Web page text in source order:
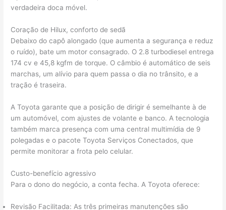
verdadeira doca móvel.
Coração de Hilux, conforto de sedã
Debaixo do capô alongado (que aumenta a segurança e reduz
o ruído), bate um motor consagrado. O 2.8 turbodiesel entrega
174 cv e 45,8 kgfm de torque. O câmbio é automático de seis
marchas, um alívio para quem passa o dia no trânsito, e a
tração é traseira.
A Toyota garante que a posição de dirigir é semelhante à de
um automóvel, com ajustes de volante e banco. A tecnologia
também marca presença com uma central multimídia de 9
polegadas e o pacote Toyota Serviços Conectados, que
permite monitorar a frota pelo celular.
Custo-benefício agressivo
Para o dono do negócio, a conta fecha. A Toyota oferece:
Revisão Facilitada: As três primeiras manutenções são